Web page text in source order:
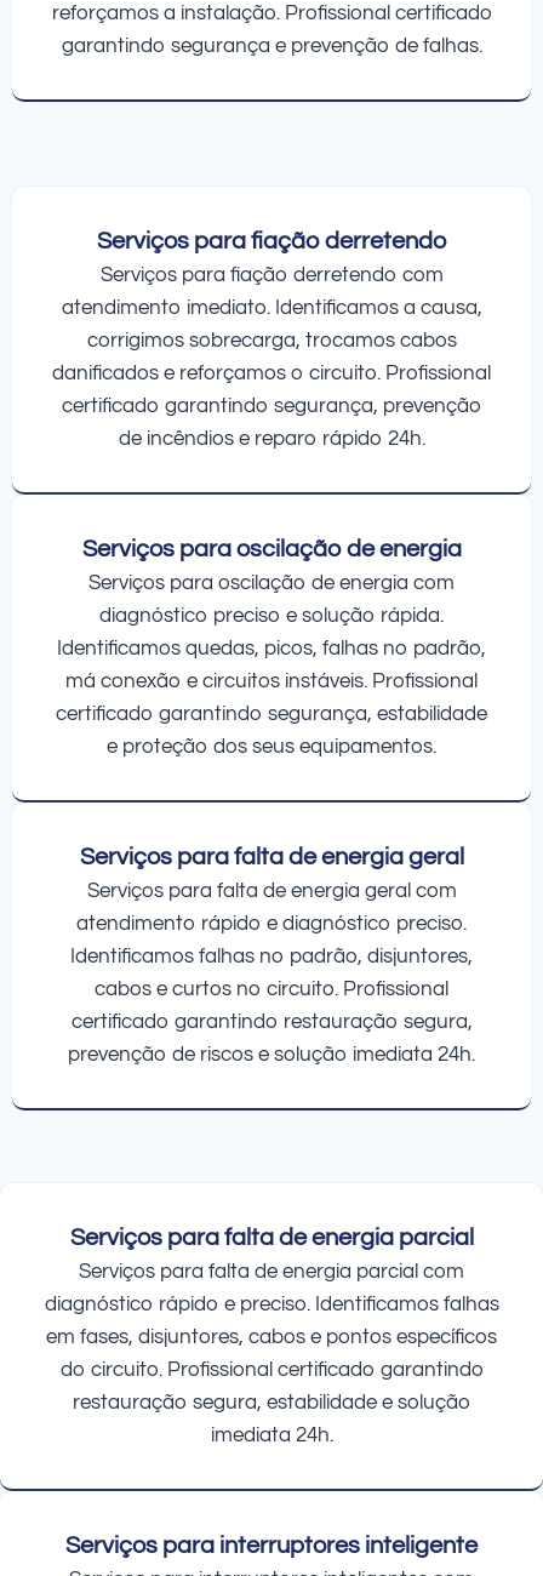
reforçamos a instalação. Profissional certificado
garantindo segurança e prevenção de falhas.
Serviços para fiação derretendo
Serviços para fiação derretendo com
atendimento imediato. Identificamos a causa,
corrigimos sobrecarga, trocamos cabos
danificados e reforçamos o circuito. Profissional
certificado garantindo segurança, prevenção
de incêndios e reparo rápido 24h.
Serviços para oscilação de energia
Serviços para oscilação de energia com
diagnóstico preciso e solução rápida.
Identificamos quedas, picos, falhas no padrão,
má conexão e circuitos instáveis. Profissional
certificado garantindo segurança, estabilidade
e proteção dos seus equipamentos.
Serviços para falta de energia geral
Serviços para falta de energia geral com
atendimento rápido e diagnóstico preciso.
Identificamos falhas no padrão, disjuntores,
cabos e curtos no circuito. Profissional
certificado garantindo restauração segura,
prevenção de riscos e solução imediata 24h.
Serviços para falta de energia parcial
Serviços para falta de energia parcial com
diagnóstico rápido e preciso. Identificamos falhas
em fases, disjuntores, cabos e pontos específicos
do circuito. Profissional certificado garantindo
restauração segura, estabilidade e solução
imediata 24h.
Serviços para interruptores inteligente